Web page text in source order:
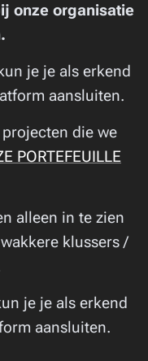
onze organisatie
je je als erkend
aansluiten.
die we
PORTEFEUILLE
alleen in te zien
klussers /
je je als erkend
aansluiten.